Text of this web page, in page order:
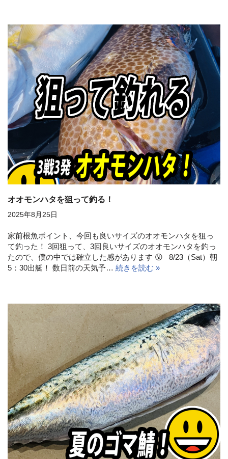
オオモンハタを狙って釣る！
2025年8月25日
家前根魚ポイント、今回も良いサイズのオオモンハタを狙っ
て釣った！ 3回狙って、3回良いサイズのオオモンハタを釣っ
たので、僕の中では確立した感があります 😮 8/23（Sat）朝
5：30出艇！ 数日前の天気予… 続きを読む »